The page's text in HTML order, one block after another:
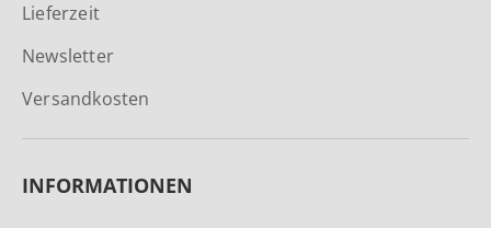
Lieferzeit
Newsletter
Versandkosten
INFORMATIONEN